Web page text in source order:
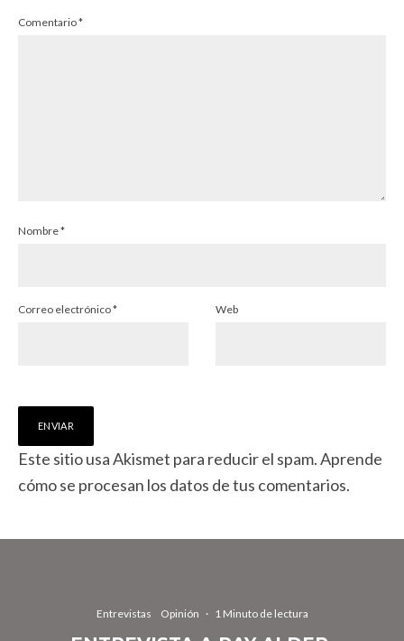
Comentario*
Nombre*
Correo electrónico* Web
Este sitio usa Akismet para reducir el spam.Aprende
cómo se procesan los datos de tus comentarios.
Entrevistas Opinión · 1 Minuto de lectura